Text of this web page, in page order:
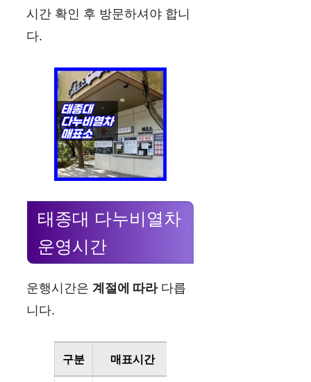
시간 확인 후 방문하셔야 합니
다.
태종대 다누비열차
운영시간
운행시간은 계절에 따라다릅
니다.
구분 매표시간